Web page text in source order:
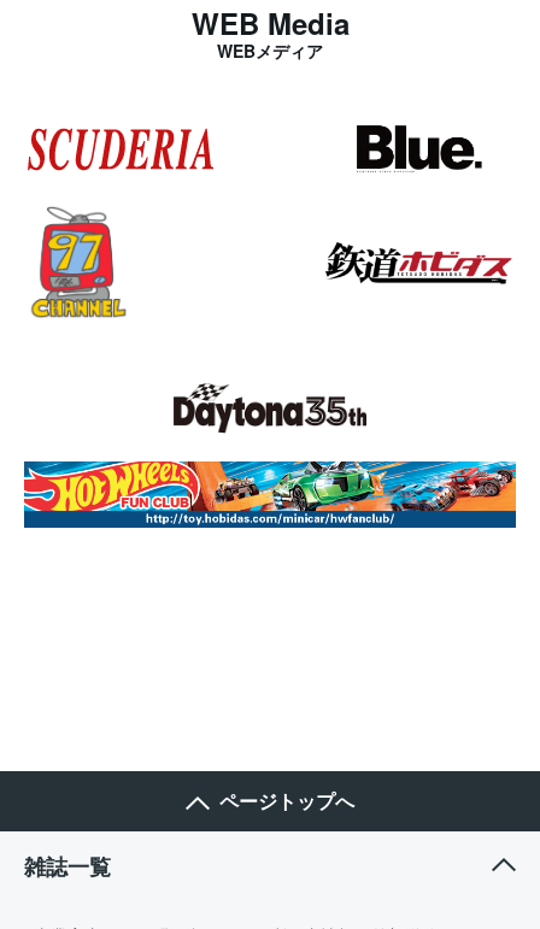
WEB Media
WEBメディア
ページトップへ
雑誌一覧